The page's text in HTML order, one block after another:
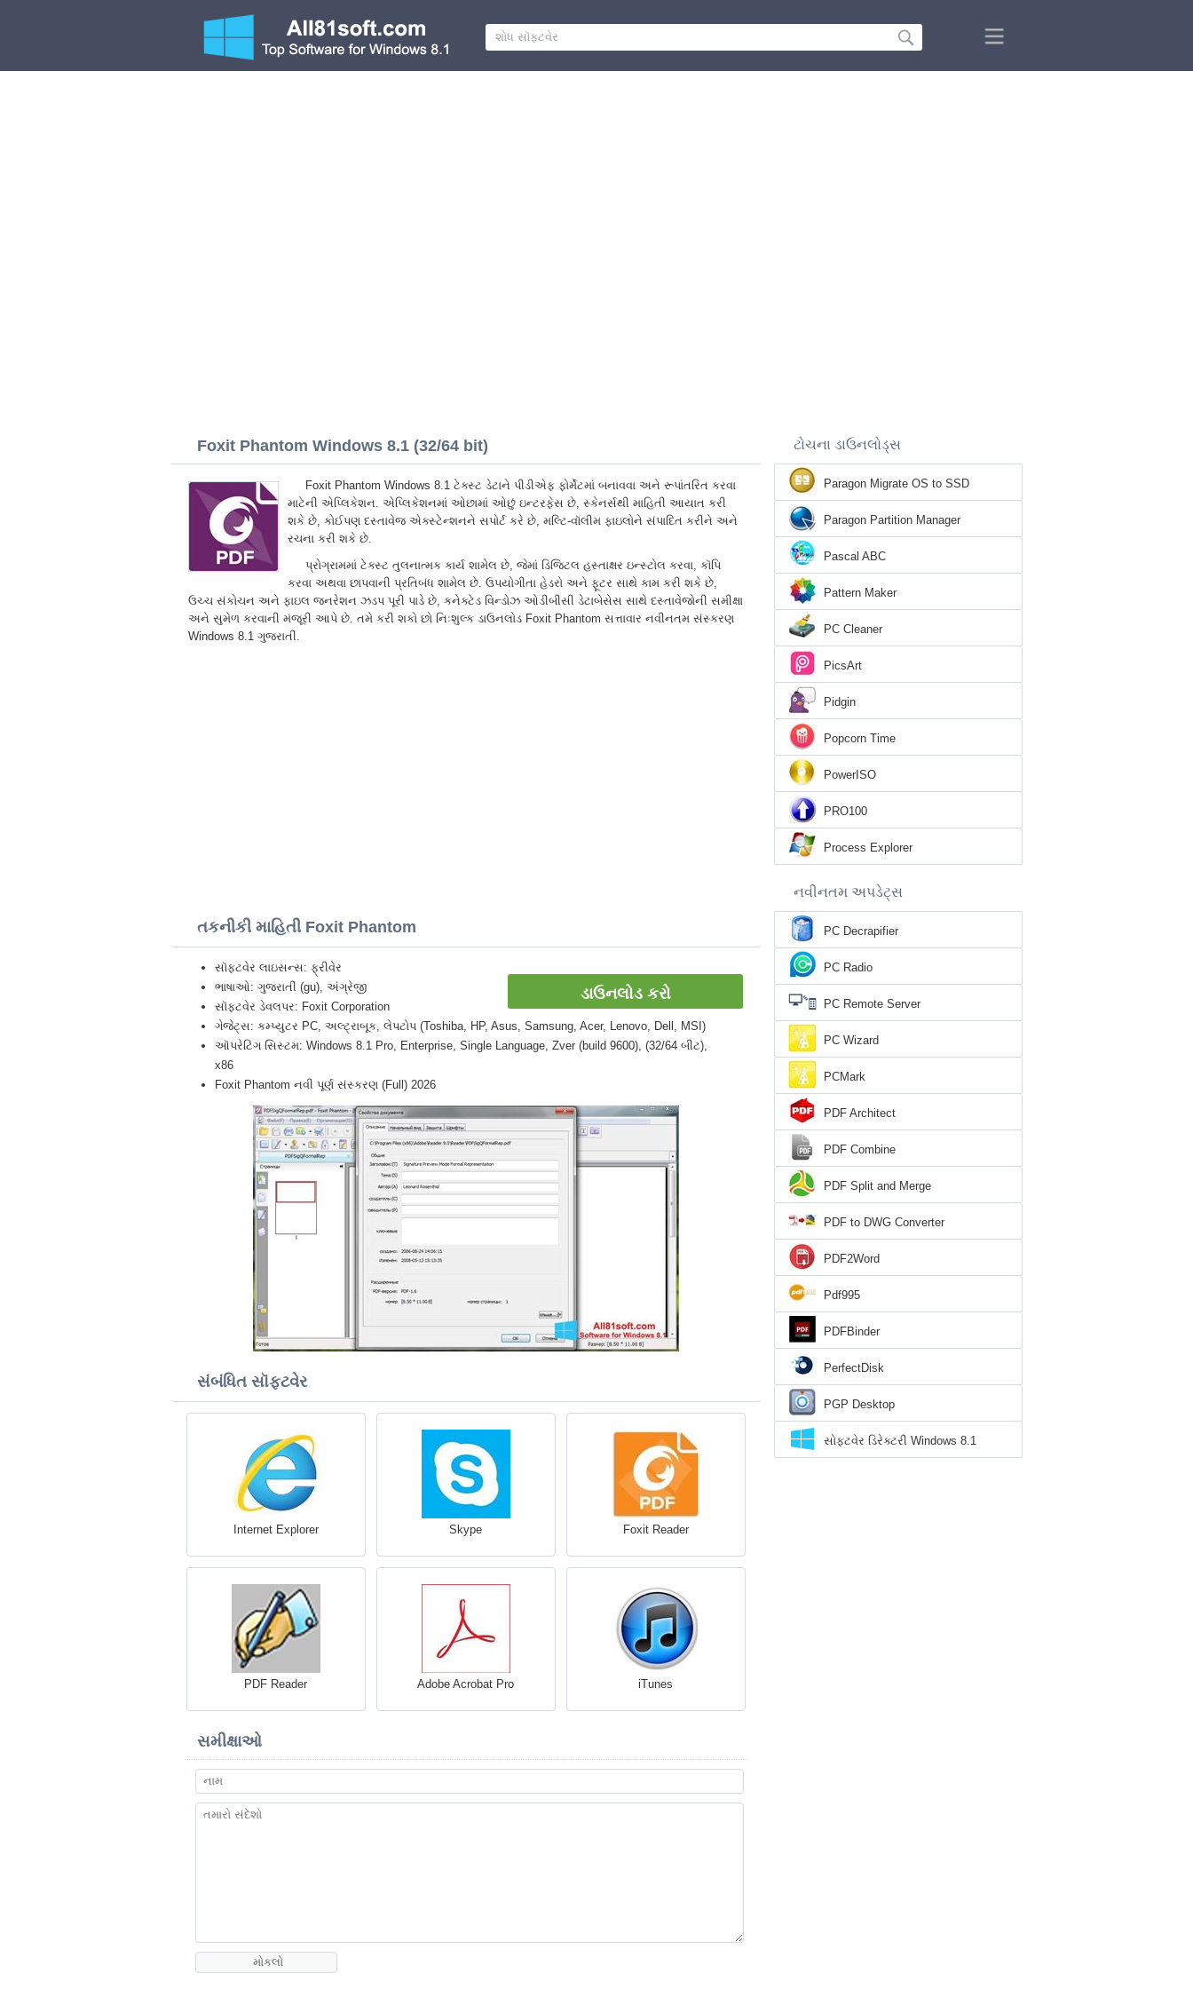
Foxit Phantom Windows 8.1 (32/64 bit)
Foxit Phantom Windows 8.1 ટેક્સ્ટ ડેટાને પીડીએફ ફોર્મેટમાં બનાવવા અને રૂપાંતરિત કરવા
માટેની એપ્લિકેશન. એપ્લિકેશનમાં ઓછામાં ઓછું ઇન્ટરફેસ છે, સ્કેનર્સથી માહિતી આયાત કરી
શકે છે, કોઈપણ દસ્તાવેજ એક્સ્ટેન્શનને સપોર્ટ કરે છે, મલ્ટિ-વૉલીમ ફાઇલોને સંપાદિત કરીને અને
રચના કરી શકે છે.
પ્રોગ્રામમાં ટેક્સ્ટ તુલનાત્મક કાર્ય શામેલ છે, જેમાં ડિજિટલ હસ્તાક્ષર ઇન્સ્ટોલ કરવા, કૉપિ
કરવા અથવા છાપવાની પ્રતિબંધ શામેલ છે. ઉપયોગીતા હેડરો અને ફૂટર સાથે કામ કરી શકે છે,
ઉચ્ચ સંકોચન અને ફાઇલ જનરેશન ઝડપ પૂરી પાડે છે, કનેક્ટેડ વિન્ડોઝ ઓડીબીસી ડેટાબેસેસ સાથે દસ્તાવેજોની સમીક્ષા
અને સુમેળ કરવાની મંજૂરી આપે છે. તમે કરી શકો છો નિઃશુલ્ક ડાઉનલોડ Foxit Phantom સત્તાવાર નવીનતમ સંસ્કરણ
Windows 8.1 ગુજરાતીં.
તકનીકી માહિતી Foxit Phantom
ડાઉનલોડ કરો
સૉફ્ટવેર લાઇસન્સ: ફ્રીવેર
ભાષાઓ: ગુજરાતીં (gu), અંગ્રેજી
સૉફ્ટવેર ડેવલપર: Foxit Corporation
ગેજેટ્સ: કમ્પ્યુટર PC, અલ્ટ્રાબૂક, લેપટોપ (Toshiba, HP, Asus, Samsung, Acer, Lenovo, Dell, MSI)
ઑપરેટિંગ સિસ્ટમ: Windows 8.1 Pro, Enterprise, Single Language, Zver (build 9600), (32/64 બીટ),
x86
Foxit Phantom નવી પૂર્ણ સંસ્કરણ (Full) 2026
સંબંધિત સૉફ્ટવેર
Internet Explorer Skype Foxit Reader
PDF Reader Adobe Acrobat Pro iTunes
સમીક્ષાઓ
ટોચના ડાઉનલોડ્સ
Paragon Migrate OS to SSD
Paragon Partition Manager
Pascal ABC
Pattern Maker
PC Cleaner
PicsArt
Pidgin
Popcorn Time
PowerISO
PRO100
Process Explorer
નવીનતમ અપડેટ્સ
PC Decrapifier
PC Radio
PC Remote Server
PC Wizard
PCMark
PDF Architect
PDF Combine
PDF Split and Merge
PDF to DWG Converter
PDF2Word
Pdf995
PDFBinder
PerfectDisk
PGP Desktop
સોફ્ટવેર ડિરેક્ટરી Windows 8.1